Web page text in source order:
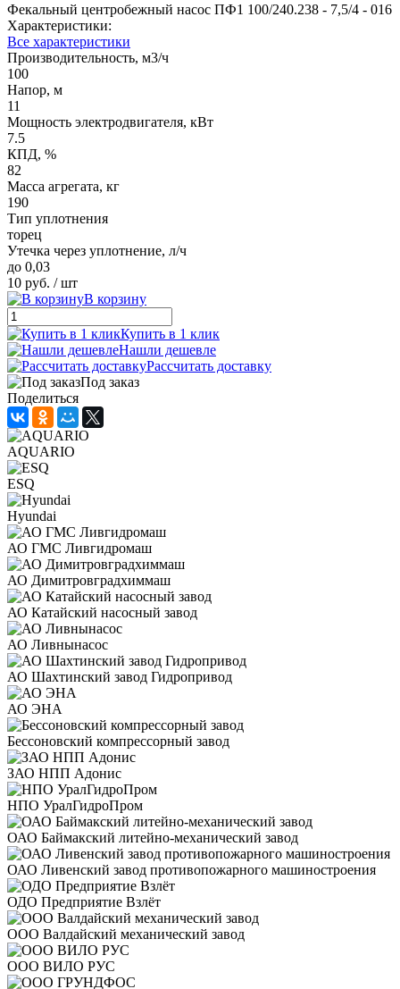
Фекальный центробежный насос ПФ1 100/240.238 - 7,5/4 - 016
Характеристики:
Все характеристики
Производительность, м3/ч
100
Напор, м
11
Мощность электродвигателя, кВт
7.5
КПД, %
82
Масса агрегата, кг
190
Тип уплотнения
торец
Утечка через уплотнение, л/ч
до 0,03
10 руб. / шт
В корзину
Купить в 1 клик
Нашли дешевле
Рассчитать доставку
Под заказ
Поделиться
AQUARIO
ESQ
Hyundai
АО ГМС Ливгидромаш
АО Димитровградхиммаш
АО Катайский насосный завод
АО Ливнынасос
АО Шахтинский завод Гидропривод
АО ЭНА
Бессоновский компрессорный завод
ЗАО НПП Адонис
НПО УралГидроПром
ОАО Баймакский литейно-механический завод
ОАО Ливенский завод противопожарного машиностроения
ОДО Предприятие Взлёт
ООО Валдайский механический завод
ООО ВИЛО РУС